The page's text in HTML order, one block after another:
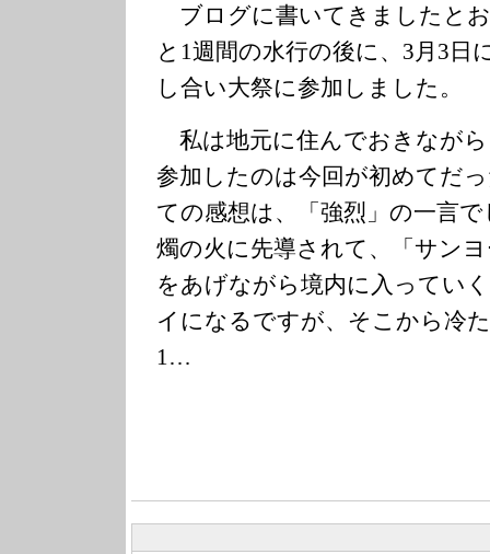
ブログに書いてきましたと
と1週間の水行の後に、3月3日
し合い大祭に参加しました。
私は地元に住んでおきなが
参加したのは今回が初めてだ
ての感想は、「強烈」の一言
燭の火に先導されて、「サン
をあげながら境内に入ってい
イになるですが、そこから冷
1…